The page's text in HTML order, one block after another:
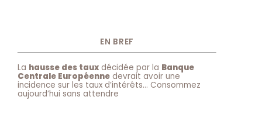
EN BREF
La hausse des taux décidée par la Banque
Centrale Européenne devrait avoir une
incidence sur les taux d’intérêts… Consommez
aujourd’hui sans attendre